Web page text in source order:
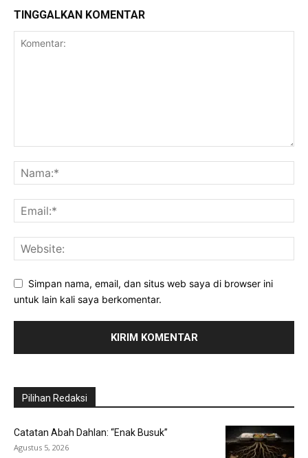
TINGGALKAN KOMENTAR
Simpan nama, email, dan situs web saya di browser ini
untuk lain kali saya berkomentar.
Pilihan Redaksi
Catatan Abah Dahlan: “Enak Busuk”
Agustus 5, 2026